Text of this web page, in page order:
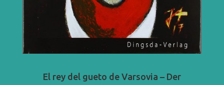
El rey del gueto de Varsovia – Der